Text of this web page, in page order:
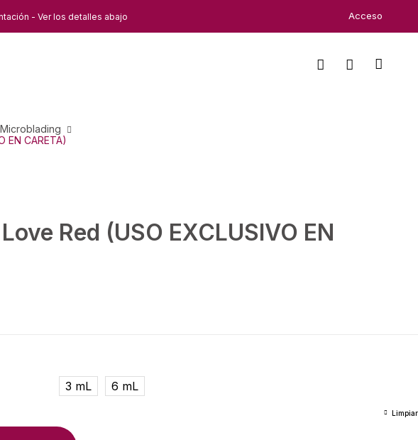
- Ver los detalles abajo Acceso
EN CARETA)
Red (USO EXCLUSIVO EN
3 mL 6 mL
Limpiar